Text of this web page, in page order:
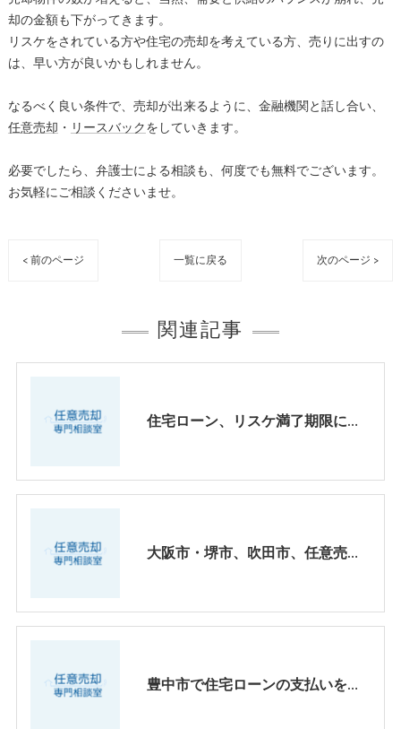
却の金額も下がってきます。
リスケをされている方や住宅の売却を考えている方、売りに出すの
は、早い方が良いかもしれません。
なるべく良い条件で、売却が出来るように、金融機関と話し合い、
任意売却・ リースバックをしていきます。
必要でしたら、弁護士による相談も、何度でも無料でございます。
お気軽にご相談くださいませ。
< 前のページ 一覧に戻る 次のページ >
関連記事
住宅ローン、リスケ満了期限について知っておくべきこと【ｙｏｕｔｕｂｅ動画】
大阪市・堺市、吹田市、任意売却の親身に相談してくれる業者選びについて
豊中市で住宅ローンの支払いをリスケジュールされている方へ